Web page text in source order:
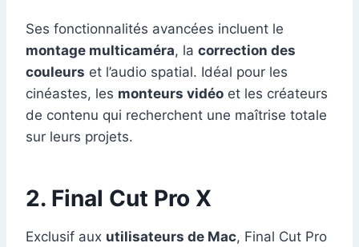
Ses fonctionnalités avancées incluent le
montage multicaméra, la correction des
couleurs et l’audio spatial. Idéal pour les
cinéastes, les monteurs vidéo et les créateurs
de contenu qui recherchent une maîtrise totale
sur leurs projets.
2. Final Cut Pro X
Exclusif aux utilisateurs de Mac, Final Cut Pro